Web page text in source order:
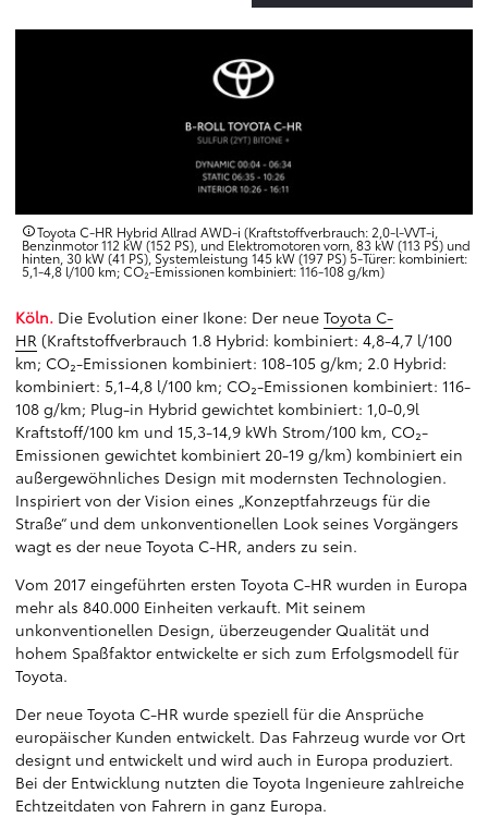
Toyota C-HR Hybrid Allrad AWD-i (Kraftstoffverbrauch: 2,0-l-VVT-i,
Benzinmotor 112 kW (152 PS), und Elektromotoren vorn, 83 kW (113 PS) und
hinten, 30 kW (41 PS), Systemleistung 145 kW (197 PS) 5-Türer: kombiniert:
5,1-4,8 l/100 km; CO₂-Emissionen kombiniert: 116-108 g/km)
Köln. Die Evolution einer Ikone: Der neue Toyota C-
HR (Kraftstoffverbrauch 1.8 Hybrid: kombiniert: 4,8-4,7 l/100
km; CO₂-Emissionen kombiniert: 108-105 g/km; 2.0 Hybrid:
kombiniert: 5,1-4,8 l/100 km; CO₂-Emissionen kombiniert: 116-
108 g/km; Plug-in Hybrid gewichtet kombiniert: 1,0-0,9l
Kraftstoff/100 km und 15,3-14,9 kWh Strom/100 km, CO₂-
Emissionen gewichtet kombiniert 20-19 g/km) kombiniert ein
außergewöhnliches Design mit modernsten Technologien.
Inspiriert von der Vision eines „Konzeptfahrzeugs für die
Straße“ und dem unkonventionellen Look seines Vorgängers
wagt es der neue Toyota C-HR, anders zu sein.
Vom 2017 eingeführten ersten Toyota C-HR wurden in Europa
mehr als 840.000 Einheiten verkauft. Mit seinem
unkonventionellen Design, überzeugender Qualität und
hohem Spaßfaktor entwickelte er sich zum Erfolgsmodell für
Toyota.
Der neue Toyota C-HR wurde speziell für die Ansprüche
europäischer Kunden entwickelt. Das Fahrzeug wurde vor Ort
designt und entwickelt und wird auch in Europa produziert.
Bei der Entwicklung nutzten die Toyota Ingenieure zahlreiche
Echtzeitdaten von Fahrern in ganz Europa.